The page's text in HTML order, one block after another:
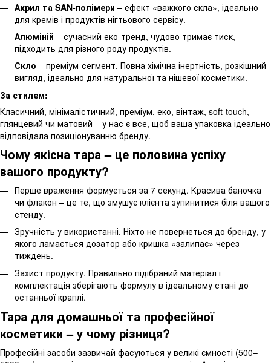
Акрил та SAN-полімери – ефект «важкого скла», ідеально
для кремів і продуктів нігтьового сервісу.
Алюміній – сучасний еко-тренд, чудово тримає тиск,
підходить для різного роду продуктів.
Скло – преміум-сегмент. Повна хімічна інертність, розкішний
вигляд, ідеально для натуральної та нішевої косметики.
За стилем:
Класичний, мінімалістичний, преміум, еко, вінтаж, soft-touch,
глянцевий чи матовий – у нас є все, щоб ваша упаковка ідеально
відповідала позиціонуванню бренду.
Чому якісна тара – це половина успіху
вашого продукту?
Перше враження формується за 7 секунд. Красива баночка
чи флакон – це те, що змушує клієнта зупинитися біля вашого
стенду.
Зручність у використанні. Ніхто не повернеться до бренду, у
якого ламається дозатор або кришка «залипає» через
тиждень.
Захист продукту. Правильно підібраний матеріал і
комплектація зберігають формулу в ідеальному стані до
останньої краплі.
Тара для домашньої та професійної
косметики – у чому різниця?
Професійні засоби зазвичай фасуються у великі ємності (500–